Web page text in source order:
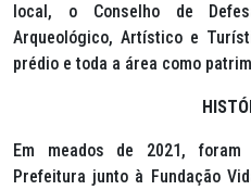
local, o Conselho de
Arqueológico, Artístico e
prédio e toda a área como
Em meados de 2021,
Prefeitura junto à Fundação